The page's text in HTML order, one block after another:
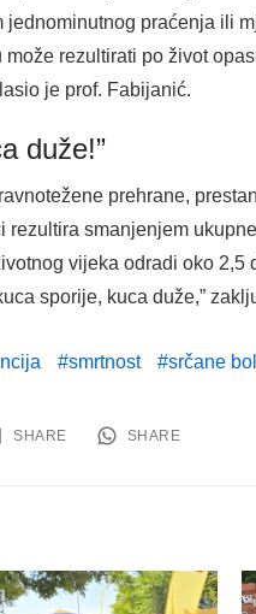
praćenja ili
rezultirati po život
je prof. Fabijanić.
duže!”
prehrane,
smanjenjem
vijeka odradi oko
sporije, kuca duže,”
smrtnost srčane
SHARE SHARE